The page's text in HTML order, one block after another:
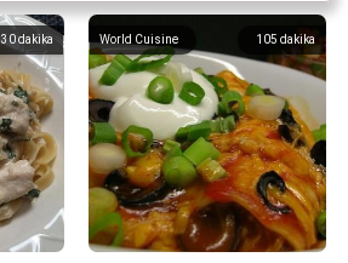
30dakika 105 dakika
World Cuisine